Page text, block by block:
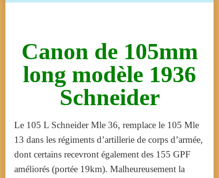
Canon de 105mm
long modèle 1936
Schneider
Le 105 L Schneider Mle 36, remplace le 105 Mle
13 dans les régiments d’artillerie de corps d’armée,
dont certains recevront également des 155 GPF
améliorés (portée 19km). Malheureusement la